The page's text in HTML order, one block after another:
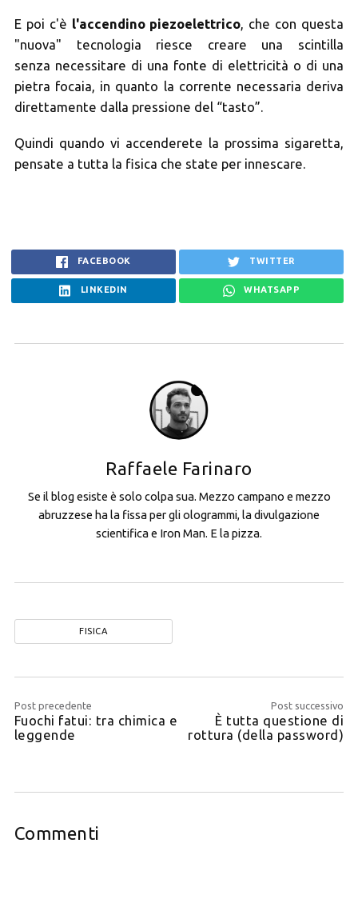
E poi c'è l'accendino piezoelettrico, che con questa
"nuova" tecnologia riesce creare una scintilla
senza necessitare di una fonte di elettricità o di una
pietra focaia, in quanto la corrente necessaria deriva
direttamente dalla pressione del “tasto”.
Quindi quando vi accenderete la prossima sigaretta,
pensate a tutta la fisica che state per innescare.
FACEBOOK TWITTER
LINKEDIN WHATSAPP
Raffaele Farinaro
Se il blog esiste è solo colpa sua. Mezzo campano e mezzo
abruzzese ha la fissa per gli ologrammi, la divulgazione
scientifica e Iron Man. E la pizza.
FISICA
Post precedente
Fuochi fatui: tra chimica e
leggende
Post successivo
È tutta questione di
rottura (della password)
Commenti